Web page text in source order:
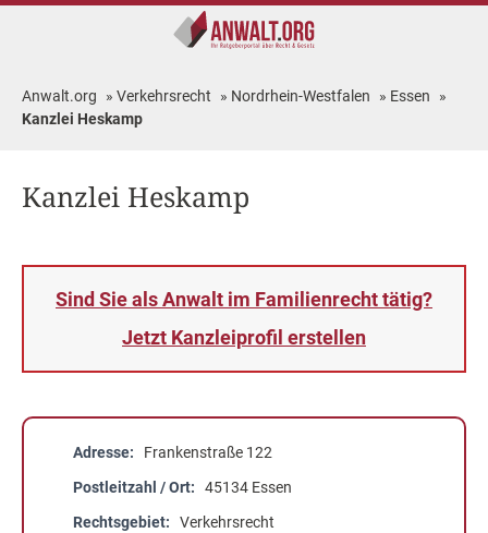
Kanzlei Heskamp
Anwalt.org » Verkehrsrecht » Nordrhein-Westfalen » Essen
»
Kanzlei Heskamp
Sind Sie als Anwalt im Familienrecht tätig?
Jetzt Kanzleiprofil erstellen
Adresse
Frankenstraße 122
Postleitzahl / Ort
45134 Essen
Rechtsgebiet
Verkehrsrecht